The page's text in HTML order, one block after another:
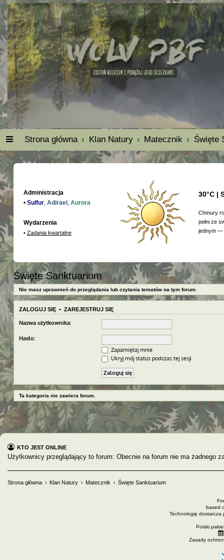
Strona główna Klan Natury Matecznik Święte
Administracja
• Sulfur, Adirael , Aurora
Wydarzenia
• Zadania kwartalne
30°C |
Chmury
pełni ze
jednym —
Święte Sanktuarium
Nie masz uprawnień do przeglądania lub czytania tematów na tym forum.
ZALOGUJ SIĘ • ZAREJESTRUJ SIĘ
Nazwa użytkownika:
Hasło:
Zapamiętaj mnie
Ukryj mój status podczas tej sesji
Ta kategoria nie zawiera forum.
KTO JEST ONLINE
Użytkownicy przeglądający to forum: Obecnie na forum nie ma żadnego
Strona główna Klan Natury Matecznik Święte Sanktuarium
based
Technologię dostarcza
Polski
Zasady